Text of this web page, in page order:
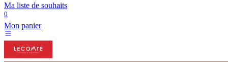
Ma liste de souhaits
0
Mon panier